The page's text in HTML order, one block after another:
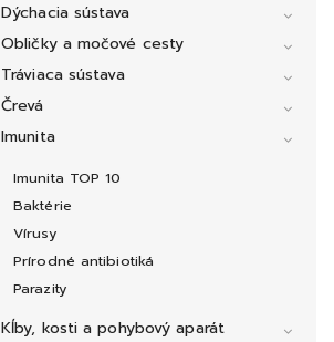
Dýchacia sústava
Obličky a močové cesty
Tráviaca sústava
Črevá
Imunita
Imunita TOP 10
Baktérie
Vírusy
Prírodné antibiotiká
Parazity
Kĺby, kosti a pohybový aparát